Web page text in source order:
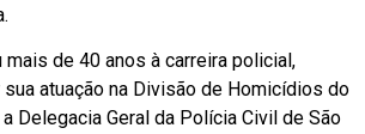
mais de 40 anos à carreira policial,
atuação na Divisão de Homicídios do
Delegacia Geral da Polícia Civil de São